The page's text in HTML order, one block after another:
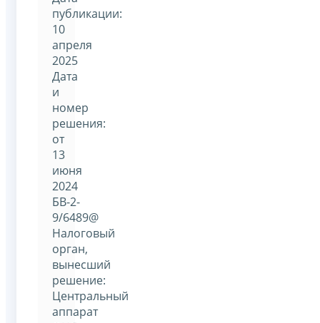
публикации:
10
апреля
2025
Дата
и
номер
решения:
от
13
июня
2024
БВ-2-
9/6489@
Налоговый
орган,
вынесший
решение:
Центральный
аппарат